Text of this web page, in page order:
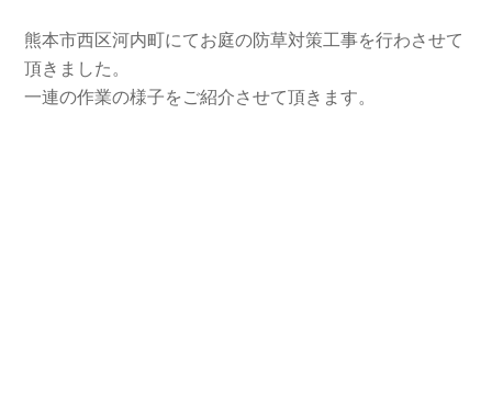
熊本市西区河内町にてお庭の防草対策工事を行わさせて
頂きました。
一連の作業の様子をご紹介させて頂きます。